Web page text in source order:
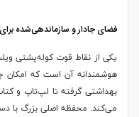
فضای جادار و سازماندهی‌شده
یکی از نقاط قوت کوله‌پشتی
هوشمندانه آن است که امکان
بهداشتی گرفته تا لپ‌تاپ و
می‌کند. محفظه اصلی بزرگ با